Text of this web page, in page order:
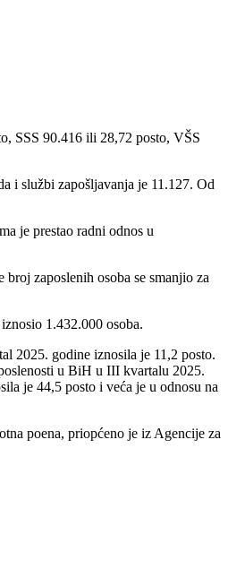
SSS 90.416 ili 28,72 posto, VŠS
i službi zapošljavanja je 11.127. Od
je prestao radni odnos u
zaposlenih osoba se smanjio za
1.432.000 osoba.
2025. godine iznosila je 11,2 posto.
u BiH u III kvartalu 2025.
je 44,5 posto i veća je u odnosu na
poena, priopćeno je iz Agencije za